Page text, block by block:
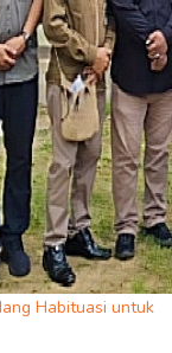
Habituasi untuk